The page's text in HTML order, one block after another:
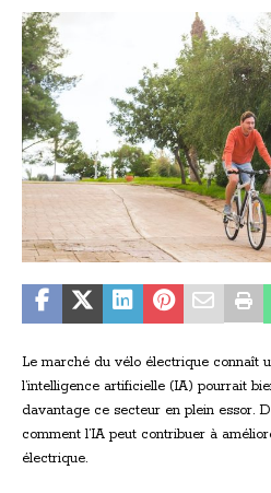
Le marché du vélo électrique connaît
l’intelligence artificielle (IA) pourrait
davantage ce secteur en plein essor.
comment l’IA peut contribuer à
électrique.